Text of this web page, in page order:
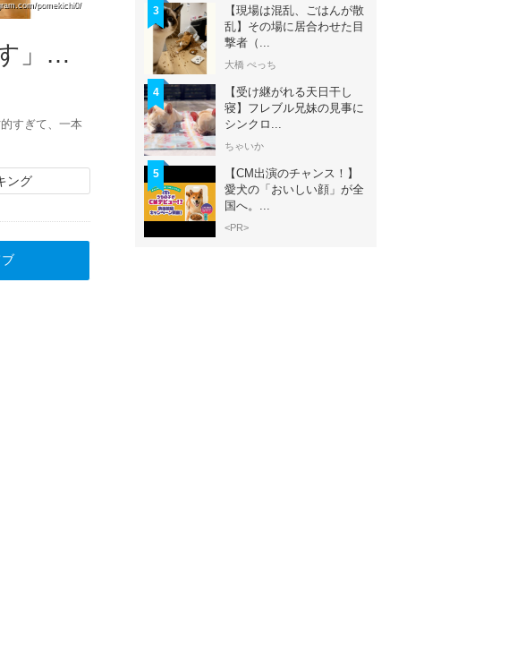
pomekichi0/
」…
すぎて、一本
ング
3
【現場は混乱、ごはんが散
乱】その場に居合わせた目
撃者（...
大橋 ぺっち
4
【受け継がれる天日干し
寝】フレブル兄妹の見事に
シンクロ...
ちゃいか
5
【CM出演のチャンス！】
愛犬の「おいしい顔」が全
国へ。...
<PR>